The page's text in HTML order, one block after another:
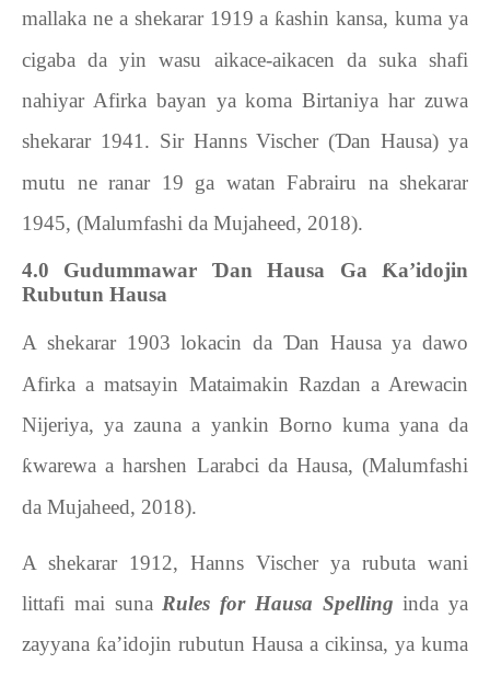
mallaka ne a shekarar 1919 a ƙashin kansa, kuma ya
cigaba da yin wasu aikace-aikacen da suka shafi
nahiyar Afirka bayan ya koma Birtaniya har zuwa
shekarar 1941. Sir Hanns Vischer (Ɗan Hausa) ya
mutu ne ranar 19 ga watan Fabrairu na shekarar
1945, (Malumfashi da Mujaheed, 2018).
4.0 Gudummawar Ɗan Hausa Ga Ƙa’idojin
Rubutun Hausa
A shekarar 1903 lokacin da Ɗan Hausa ya dawo
Afirka a matsayin Mataimakin Razdan a Arewacin
Nijeriya, ya zauna a yankin Borno kuma yana da
ƙwarewa a harshen Larabci da Hausa, (Malumfashi
da Mujaheed, 2018).
A shekarar 1912, Hanns Vischerya rubuta wani
littafi mai suna Rules for Hausa Spelling inda ya
zayyana ƙa’idojin rubutun Hausa a cikinsa, ya kuma